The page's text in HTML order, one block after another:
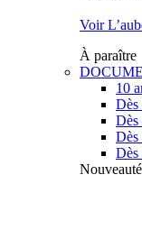
Voir
À paraître
10
Dès
Dès
Dès
Dès